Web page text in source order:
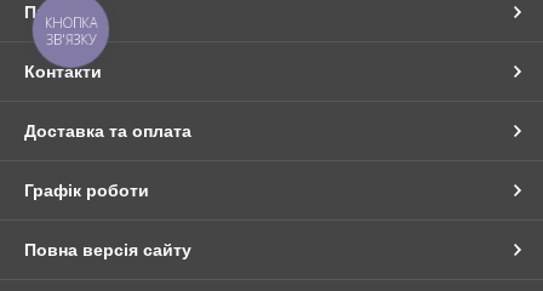
Про нас
Контакти
Доставка та оплата
Графік роботи
Повна версія сайту
КНОПКА
ЗВ'ЯЗКУ